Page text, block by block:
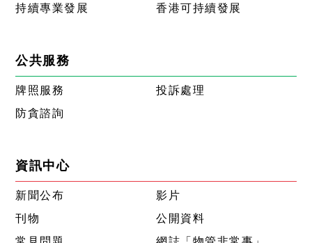
持續專業發展 香港可持續發展
公共服務
牌照服務
投訴處理
防貪諮詢
資訊中心
新聞公布
影片
刊物
公開資料